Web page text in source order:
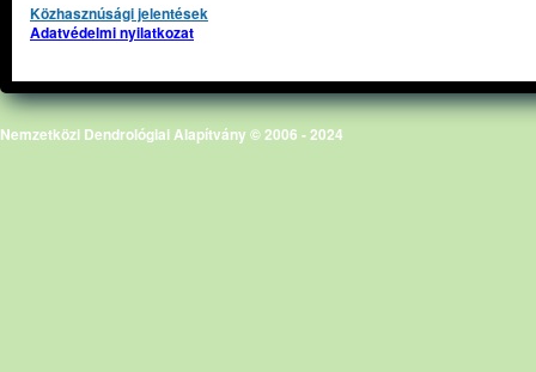
Közhasznúsági jelentések
Adatvédelmi nyilatkozat
Nemzetközi Dendrológiai Alapítvány © 2006 - 2024